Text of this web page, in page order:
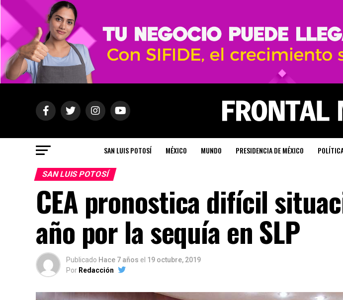
SAN LUIS POTOSÍ MÉXICO MUNDO PRESIDENCIA DE MÉXICO
SAN LUIS POTOSÍ
CEA pronostica difícil
año por la sequía en SLP
Publicado Hace 7 años el 19 octubre, 2019
Por Redacción